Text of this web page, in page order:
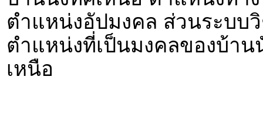
ตำแหน่งอัปมงคล ส่วนระบบ
ตำแหน่งที่เป็นมงคลของบ้า
เหนือ